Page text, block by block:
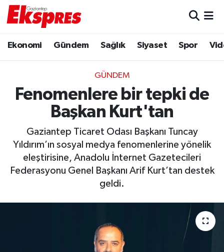
Ekonomi Gündem Sağlık Siyaset Spor
GÜNDEM
Fenomenlere bir tepki de
Başkan Kurt'tan
Gaziantep Ticaret Odası Başkanı Tuncay
Yıldırım’ın sosyal medya fenomenlerine yönelik
eleştirisine, Anadolu İnternet Gazetecileri
Federasyonu Genel Başkanı Arif Kurt’tan destek
geldi.
Ekonomi
Gaziantep son dakika
Gündem
Haberler
Trafik Durumu
Puan Durumu ve Fikstür
Tüm Manşetler
Son Dakika Haberleri
Haber Arşivi